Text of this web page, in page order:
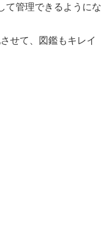
て管理できるようにな
せて、図鑑もキレイ